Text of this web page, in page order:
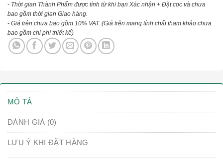
- Thời gian Thành Phẩm được tính từ khi bạn Xác nhận + Đặt cọc và chưa
bao gồm thời gian Giao hàng.
- Giá trên chưa bao gồm 10% VAT. (Giá trên mang tính chất tham khảo chưa
bao gồm chi phí thiết kế)
MÔ TẢ
ĐÁNH GIÁ (0)
LƯU Ý KHI ĐẶT HÀNG